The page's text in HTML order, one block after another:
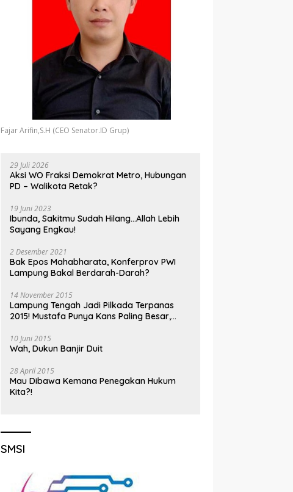
Fajar Arifin,S.H (CEO Senator.ID Grup)
29 Juli 2026
Aksi WO Fraksi Demokrat Metro, Hubungan
PD – Walikota Retak?
19 Juni 2023
Ibunda, Sakitmu Sudah Hilang…Allah Lebih
Sayang Engkau!
2 Desember 2021
Bak Epos Mahabharata, Konferprov PWI
Lampung Bakal Berdarah-Darah?
14 November 2015
Lampung Tengah Jadi Pilkada Terpanas
2015! Mustafa Punya Kans Paling Besar,
10 Juni 2015
Wah, Dukun Banjir Duit
28 April 2015
Mau Dibawa Kemana Penegakan Hukum
Kita?!
SMSI